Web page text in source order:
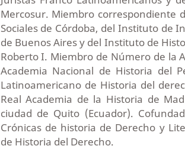
Mercosur. Miembro correspondiente
Sociales de Córdoba, del Instituto de
de Buenos Aires y del Instituto de
Roberto I. Miembro de Número de la
Academia Nacional de Historia del
Latinoamericano de Historia del
Real Academia de la Historia de
ciudad de Quito (Ecuador).
Crónicas de historia de Derecho y
de Historia del Derecho.